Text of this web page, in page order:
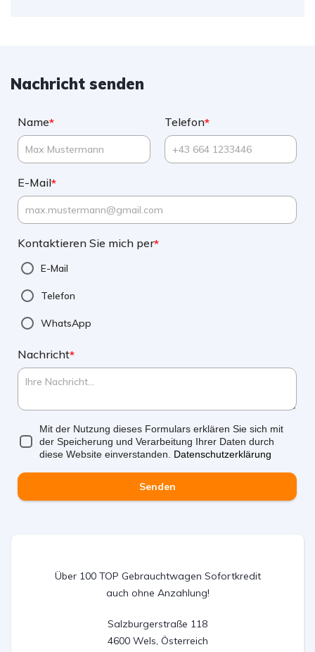
Nachricht senden
Name* Telefon*
E-Mail*
Kontaktieren Sie mich per*
E-Mail
Telefon
WhatsApp
Nachricht*
Mit der Nutzung dieses Formulars erklären Sie sich mit
der Speicherung und Verarbeitung Ihrer Daten durch
diese Website einverstanden. Datenschutzerklärung
Senden
Über 100 TOP Gebrauchtwagen Sofortkredit
auch ohne Anzahlung!
Salzburgerstraße 118
4600 Wels, Österreich